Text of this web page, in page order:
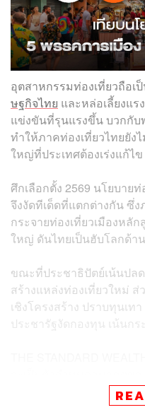
อุตสาหกรรมท่องเที่ยวถือเ
ษฐกิจไทย และหล่อเลี้ยงแ
แข่งขันที่รุนแรงขึ้น บวกกับ
ทำให้ภาคท่องเที่ยวไทยยัง
ใหญ่ที่ประเทศต้องเร่งแก้ไข
ศึกเลือกตั้ง 2569 นโยบาย
จึงงัดทีเด็ดที่แตกต่างกัน ซึ่
กระจายท่องเที่ยวเมืองหลั
ใหญ่ ดันไทยเป็นฮับโลกด้า
ขณะที่ประชาธิปัตย์เน้นปล
สร้างแหล่งท่องเที่ยวใหม่
เชิงโครงสร้าง ปราบทุนเ
ประชารัฐงัดกองทุน เน้นก
5 พรรคการเมือง พรรคไห